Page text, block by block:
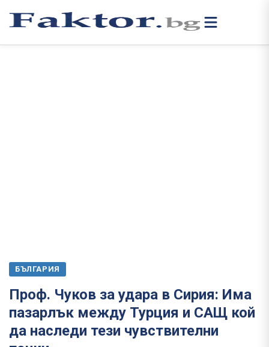
БЪЛГАРИЯ
Проф. Чуков за удара в Сирия: Има
пазарлък между Турция и САЩ кой
да наследи тези чувствителни